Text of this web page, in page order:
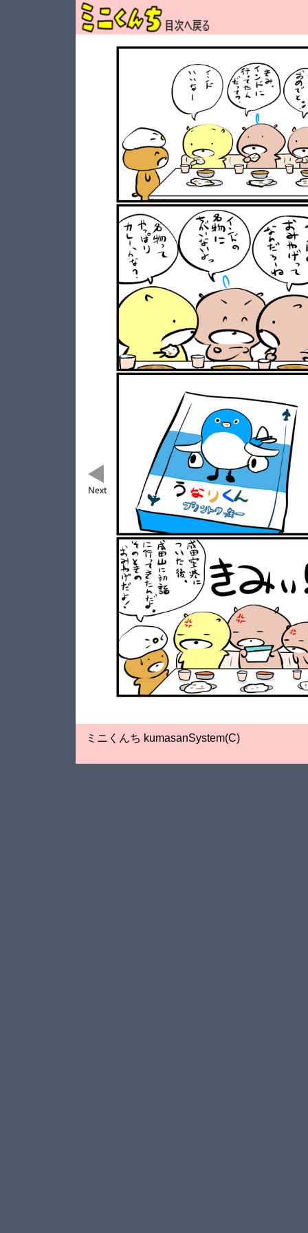
ミニくんち kumasanSystem(C)